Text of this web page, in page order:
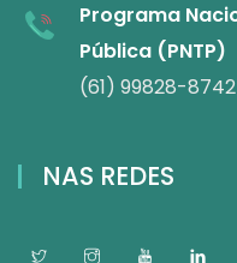
Programa
Pública (PNTP)
(61) 99828-
NAS REDES